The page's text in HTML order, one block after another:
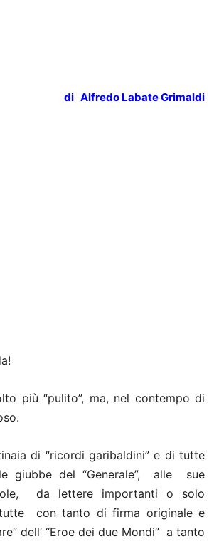
di Alfredo Labate Grimaldi
più “pulito”, ma, nel contempo di
di “ricordi garibaldini” e di tutte
giubbe del “Generale”, alle sue
da lettere importanti o solo
con tanto di firma originale e
dell’ “Eroe dei due Mondi” a tanto